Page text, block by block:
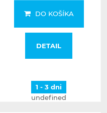
DO KOŠÍKA
DETAIL
1 - 3 dni
undefined